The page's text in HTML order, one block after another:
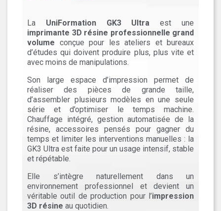
La UniFormation GK3 Ultra est une
imprimante 3D résine professionnelle grand
volume conçue pour les ateliers et bureaux
d’études qui doivent produire plus, plus vite et
avec moins de manipulations.
Son large espace d’impression permet de
réaliser des pièces de grande taille,
d’assembler plusieurs modèles en une seule
série et d’optimiser le temps machine.
Chauffage intégré, gestion automatisée de la
résine, accessoires pensés pour gagner du
temps et limiter les interventions manuelles : la
GK3 Ultra est faite pour un usage intensif, stable
et répétable.
Elle s’intègre naturellement dans un
environnement professionnel et devient un
véritable outil de production pour l’impression
3D résine au quotidien.